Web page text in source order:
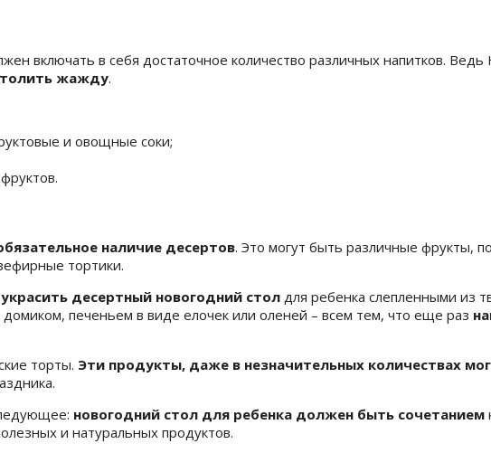
включать в себя достаточное количество различных напитков.
жажду.
и овощные соки;
наличие десертов. Это могут быть различные фрукты,
тортики.
десертный новогодний стол для ребенка слепленными из
печеньем в виде елочек или оленей – всем тем, что еще раз
торты. Эти продукты, даже в незначительных количествах
новогодний стол для ребенка должен быть сочетанием
и натуральных продуктов.